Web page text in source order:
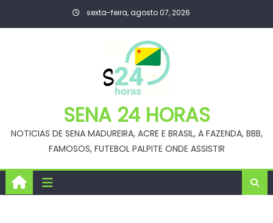
sexta-feira, agosto 07, 2026
SENA 24 HORAS
NOTICIAS DE SENA MADUREIRA, ACRE E BRASIL, A FAZENDA, BBB,
FAMOSOS, FUTEBOL PALPITE ONDE ASSISTIR